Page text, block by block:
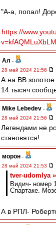
"А-а, попал!
https://
v=kfAQMLuXbLM
Ал -
28 май 2024 21:56
А на ВВ
14 тысяч
Mike Lebedev -
28 май 2024 21:56
Легендами не
становятся!
морон -
28 май 2024 21:53
tver-udomlya
Видич- номер
Спартаке.
А в РПЛ-